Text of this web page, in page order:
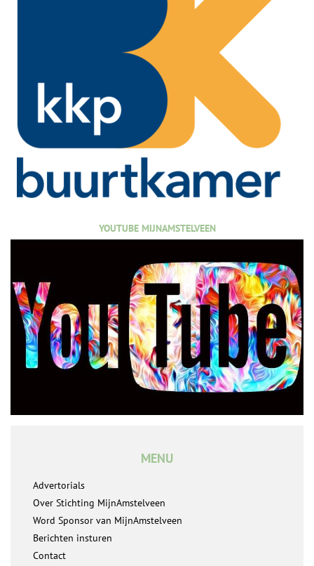
YOUTUBE MIJNAMSTELVEEN
MENU
Advertorials
Over Stichting MijnAmstelveen
Word Sponsor van MijnAmstelveen
Berichten insturen
Contact